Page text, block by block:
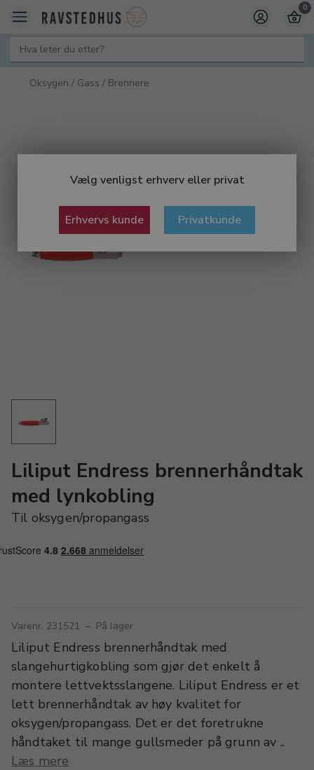
Vælg venligst erhverv eller privat
Erhvervs kunde Privatkunde
0
Oksygen / Gass / Brennere
Liliput Endress brennerhåndtak
med lynkobling
Til oksygen/propangass
Varenr. 231521 – På lager
Liliput Endress brennerhåndtak med
slangehurtigkobling som gjør det enkelt å
montere lettvektsslangene. Liliput Endress er et
lett brennerhåndtak av høy kvalitet for
oksygen/propangass. Det er det foretrukne
håndtaket til mange gullsmeder på grunn av ..
Læs mere